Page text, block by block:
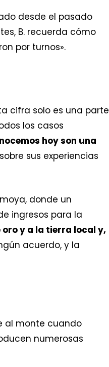
desde el pasado
B. recuerda cómo
por turnos».
cifra solo es una parte
los casos
hoy son una
sus experiencias
donde un
ingresos para la
oro y a la tierra local y,
acuerdo, y la
al monte cuando
numerosas